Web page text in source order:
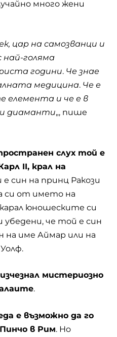
много жени
цар на самозванци и
голяма
години. Че знае
медицина. Че е
елемента и че е в
диаманти„, пише
слух той е
II, крал на
е син на принц Ракози
си от името на
юношеските си
убедени, че той е син
на име Аймар или на
мистериозно
.
е възможно да го
в Рим. Но